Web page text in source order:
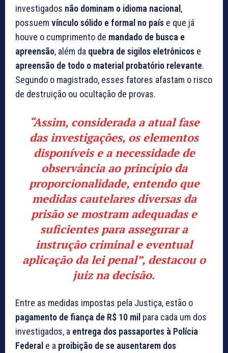
investigados não dominam o idioma nacional ,
possuem vínculo sólido e formal no país e que já
houve o cumprimento de mandado de busca e
apreensão, além da quebra de sigilos eletrônicos e
apreensão de todo o material probatório relevante.
Segundo o magistrado, esses fatores afastam o risco
de destruição ou ocultação de provas.
“Assim, considerada a atual fase
das investigações, os elementos
disponíveis e a necessidade de
observância ao princípio da
proporcionalidade, entendo que
medidas cautelares diversas da
prisão se mostram adequadas e
suficientes para assegurar a
instrução criminal e eventual
aplicação da lei penal”, destacou o
juiz na decisão.
Entre as medidas impostas pela Justiça, estão o
pagamento de fiança de R$ 10 mil para cada um dos
investigados, a entrega dos passaportes à Polícia
Federal e a proibição de se ausentarem dos